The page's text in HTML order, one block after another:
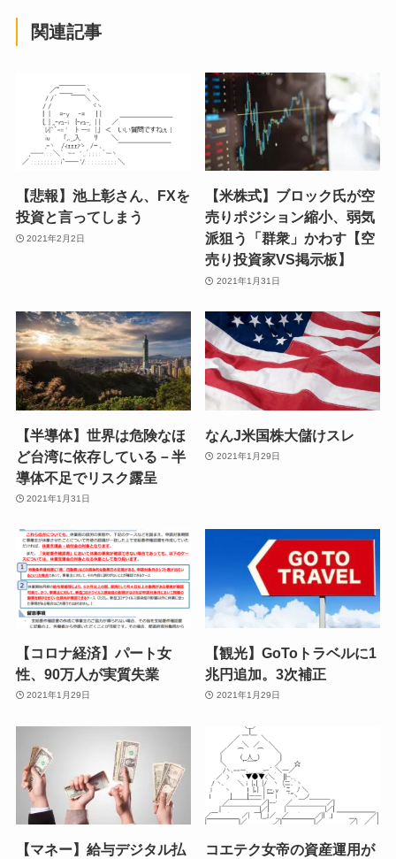
関連記事
【悲報】池上彰さん、FXを
投資と言ってしまう
2021年2月2日
【米株式】ブロック氏が空
売りポジション縮小、弱気
派狙う「群衆」かわす【空
売り投資家VS掲示板】
2021年1月31日
【半導体】世界は危険なほ
ど台湾に依存している－半
導体不足でリスク露呈
2021年1月31日
なんJ米国株大儲けスレ
2021年1月29日
【コロナ経済】パート女
性、90万人が実質失業
2021年1月29日
【観光】GoToトラベルに1
兆円追加。3次補正
2021年1月29日
【マネー】給与デジタル払
コエテク女帝の資産運用が